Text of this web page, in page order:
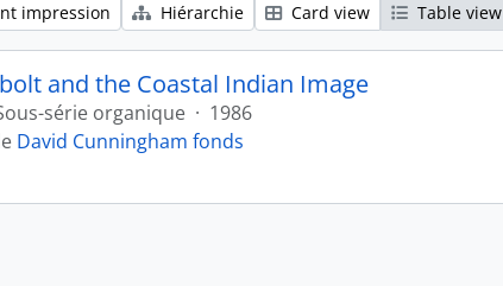
impression Hiérarchie Card view Table view
and the Coastal Indian Image
série organique · 1986
David Cunningham fonds